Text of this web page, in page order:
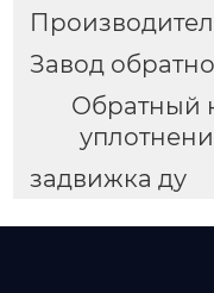
Завод
Обратный
задвижка ду